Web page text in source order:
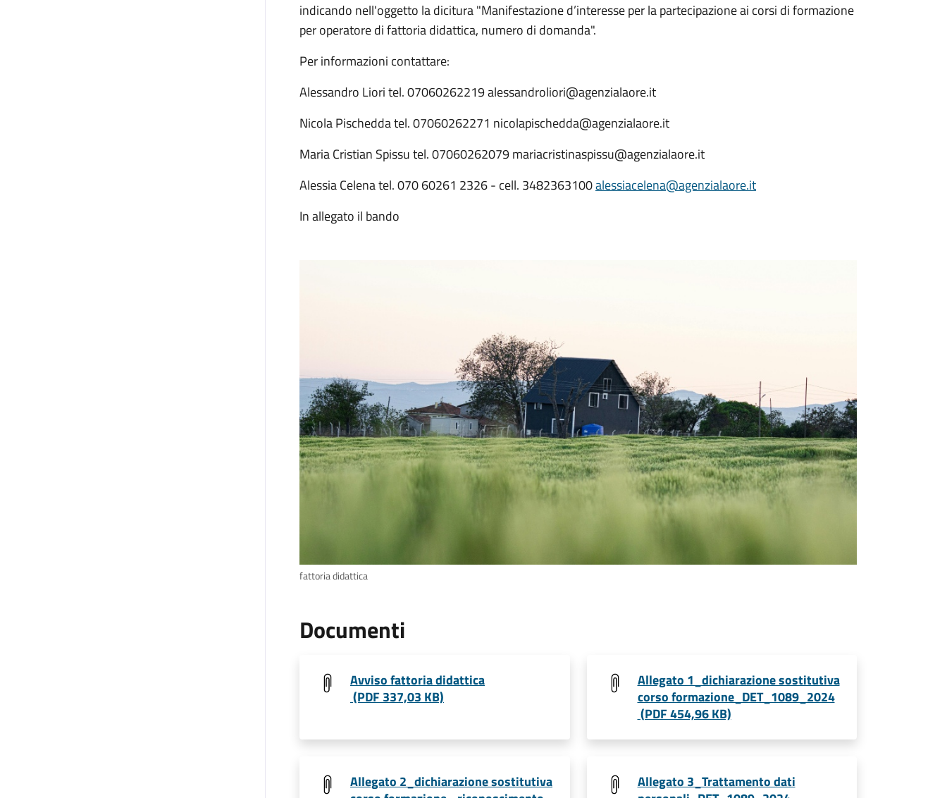
indicando nell'oggetto la dicitura "Manifestazione d’interesse per la partecipazione ai corsi di formazione
per operatore di fattoria didattica, numero di domanda".
Per informazioni contattare:
Alessandro Liori tel. 07060262219 alessandroliori@agenzialaore.it
Nicola Pischedda tel. 07060262271 nicolapischedda@agenzialaore.it
Maria Cristian Spissu tel. 07060262079 mariacristinaspissu@agenzialaore.it
Alessia Celena tel. 070 60261 2326 - cell. 3482363100alessiacelena@agenzialaore.it
In allegato il bando
fattoria didattica
Documenti
Avviso fattoria didattica
(PDF 337,03 KB)
Allegato 1_dichiarazione sostitutiva
corso formazione_DET_1089_2024
(PDF 454,96 KB)
Allegato 2_dichiarazione sostitutiva
Allegato 3_Trattamento dati